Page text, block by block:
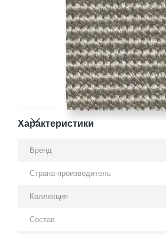
Характеристики
Бренд
Страна-производитель
Коллекция
Состав